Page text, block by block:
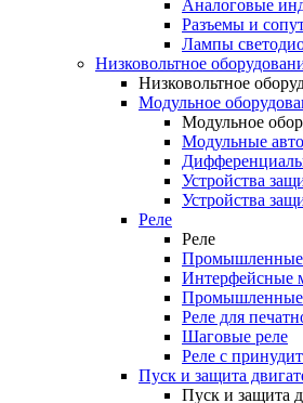
Аналоговые
Разъемы и
Лампы
Низковольтное
Низковольтное
Модульное
Модульное
Модульные
Устройства
Устройства
Реле
Реле
Промышленные
Интерфейсные
Промышленные
Реле для
Шаговые реле
Реле с
Пуск и защита
Пуск и защита